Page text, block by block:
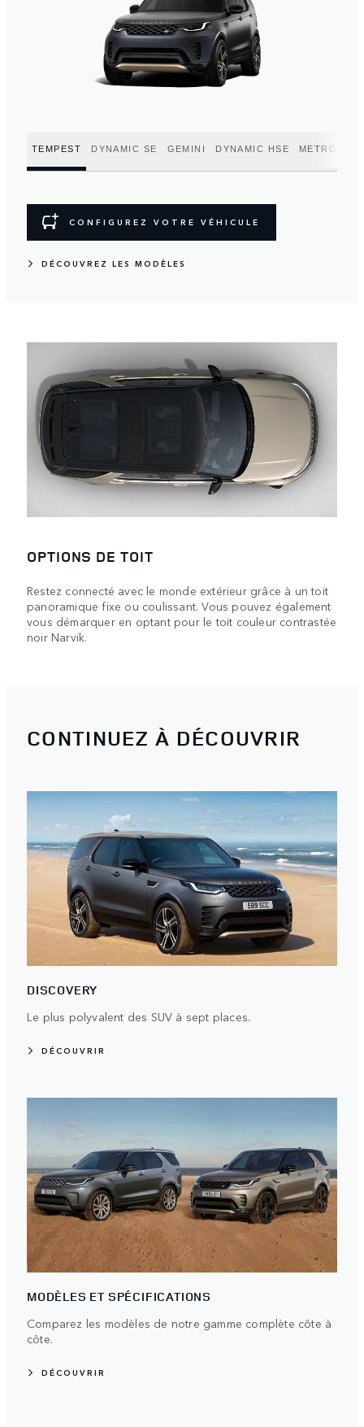
TEMPEST DYNAMIC SE GEMINI DYNAMIC HSE
CONFIGUREZ VOTRE VÉHICULE
DÉCOUVREZ LES MODÈLES
OPTIONS DE TOIT
Restez connecté avec le monde extérieur grâce à un toit
panoramique fixe ou coulissant. Vous pouvez également
vous démarquer en optant pour le toit couleur contrastée
noir Narvik.
CONTINUEZ À DÉCOUVRIR
DISCOVERY
Le plus polyvalent des SUV à sept places.
DÉCOUVRIR
MODÈLES ET SPÉCIFICATIONS
Comparez les modèles de notre gamme complète côte à
côte.
DÉCOUVRIR